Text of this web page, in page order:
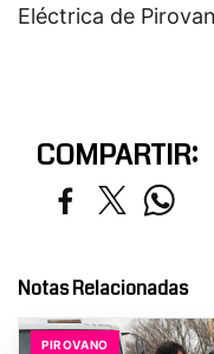
Eléctrica de
COMPARTIR:
Notas Relacionadas
PIROVANO